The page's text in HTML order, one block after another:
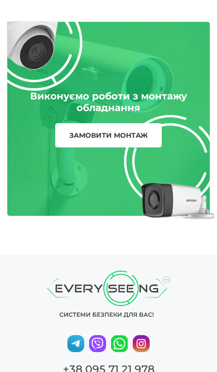
Виконуємо роботи з монтажу
обладнання
ЗАМОВИТИ МОНТАЖ
+38 095 71 21 978